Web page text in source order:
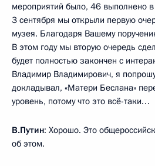
мероприятий было, 46 выполнено
3 сентября мы открыли первую
музея. Благодаря Вашему
В этом году мы вторую очередь
будет полностью закончен с
Владимир Владимирович, я
докладывал, «Матери Беслана»
уровень, потому что это всё-таки…
В.Путин: Хорошо. Это
об этом.